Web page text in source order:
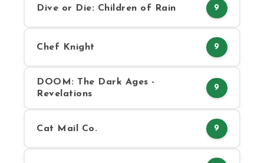
Dive or Die: Children of Rain 9
Chef Knight 9
DOOM: The Dark Ages -
Revelations
9
Cat Mail Co. 9